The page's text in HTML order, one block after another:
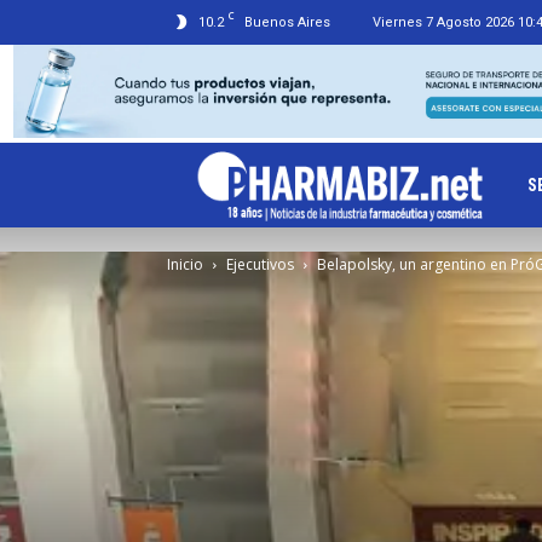
10.2 C Buenos Aires Viernes 7 Agosto 2026
Inicio Ejecutivos Belapolsky, un argentino en